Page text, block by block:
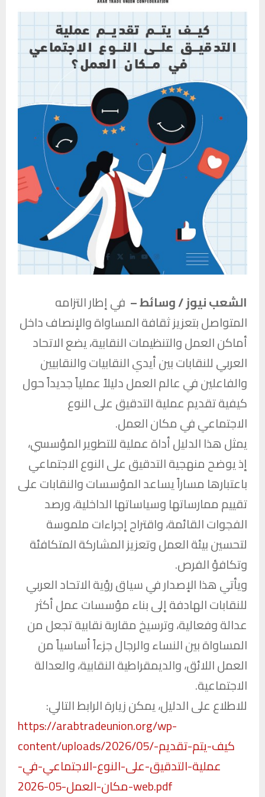
الشعب نيوز / وسائط – في إطار التزامه
المتواصل بتعزيز ثقافة المساواة والإنصاف داخل
أماكن العمل والتنظيمات النقابية، يضع الاتحاد
العربي للنقابات بين أيدي النقابيات والنقابيين
والفاعلين في عالم العمل دليلاً عملياً جديداً حول
كيفية تقديم عملية التدقيق على النوع
الاجتماعي في مكان العمل.
يمثل هذا الدليل أداة عملية للتطوير المؤسسي،
إذ يوضح منهجية التدقيق على النوع الاجتماعي
باعتبارها مساراً يساعد المؤسسات والنقابات على
تقييم ممارساتها وسياساتها الداخلية، ورصد
الفجوات القائمة، واقتراح إجراءات ملموسة
لتحسين بيئة العمل وتعزيز المشاركة المتكافئة
وتكافؤ الفرص.
ويأتي هذا الإصدار في سياق رؤية الاتحاد العربي
للنقابات الهادفة إلى بناء مؤسسات عمل أكثر
عدالة وفعالية، وترسيخ مقاربة نقابية تجعل من
المساواة بين النساء والرجال جزءاً أساسياً من
العمل اللائق، والديمقراطية النقابية، والعدالة
الاجتماعية.
للاطلاع على الدليل، يمكن زيارة الرابط التالي:
https://arabtradeunion.org/wp-
content/uploads/2026/05/كيف-يتم-تقديم-
عملية-التدقيق-على-النوع-الاجتماعي-في-
مكان-العمل-05-2026-web.pdf